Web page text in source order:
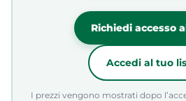
Richiedi accesso
Accedi al tuo
I prezzi vengono mostrati dopo